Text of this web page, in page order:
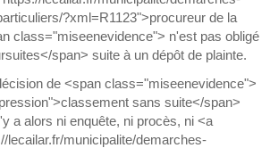
?xml=R1123">procureur de la
class="miseenevidence"> n'est pas obligé
span> suite à un dépôt de plainte.
de <span class="miseenevidence">
sans suite</span>
a alors ni enquête, ni procès, ni <a
lecailar.fr/municipalite/demarches-